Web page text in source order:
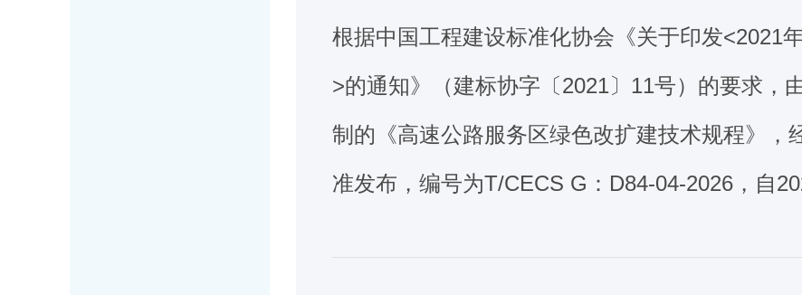
根据中国工程建设标准化协会《关于印发<2021
>的通知》（建标协字〔2021〕11号）的要求，
制的《高速公路服务区绿色改扩建技术规程》，
准发布，编号为T/CECS G：D84-04-2026，自